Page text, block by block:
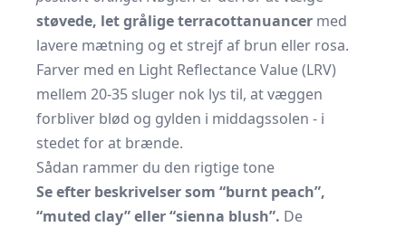
støvede, let grålige terracottanuancer med
lavere mætning og et strejf af brun eller rosa.
Farver med en Light Reflectance Value (LRV)
mellem 20-35 sluger nok lys til, at væggen
forbliver blød og gylden i middagssolen - i
stedet for at brænde.
Sådan rammer du den rigtige tone
Se efter beskrivelser som “burnt peach”,
“muted clay” eller “sienna blush”. De